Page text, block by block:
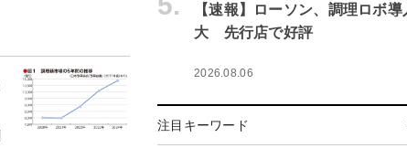
【速報】ローソン、調理ロボ
大 先行店で好評
2026.08.06
注目キーワード